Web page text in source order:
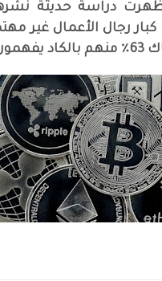
دراسة حديثة
رجال الأعمال غير
بالفعل.